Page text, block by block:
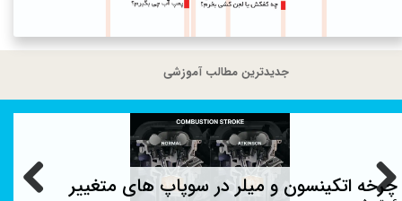
جدیدترین مطالب آموزشی
چرخه هدآپ دیسپلی